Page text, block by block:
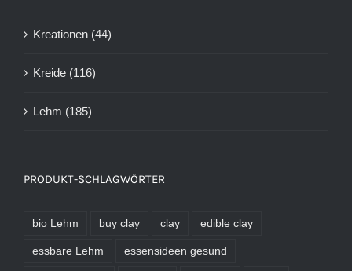
Kreationen (44)
Kreide (116)
Lehm (185)
PRODUKT-SCHLAGWÖRTER
bio Lehm buy clay clay edible clay
essbare Lehm essensideen gesund